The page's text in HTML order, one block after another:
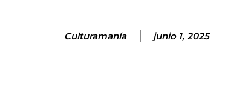
Culturamanía junio 1, 2025